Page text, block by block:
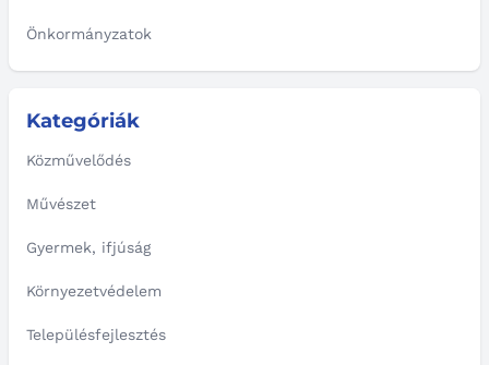
Önkormányzatok
Kategóriák
Közművelődés
Művészet
Gyermek, ifjúság
Környezetvédelem
Településfejlesztés